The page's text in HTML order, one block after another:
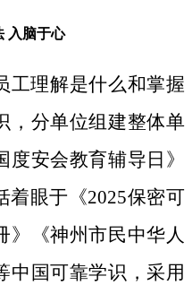
入脑于心
工理解是什么和掌握
，分单位组建整体单
安会教育辅导日》
着眼于《2025保密可
》《神州市民中华人
中国可靠学识，采用